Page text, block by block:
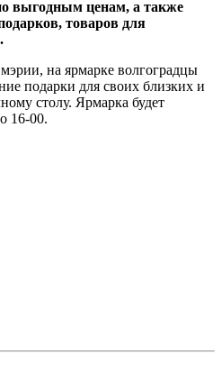
выгодным ценам, а также
товаров для
на ярмарке волгоградцы
подарки для своих близких и
столу. Ярмарка будет
16-00.